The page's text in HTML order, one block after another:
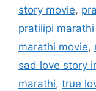
story movie,
pratilipi
marathi movie,
sad love story
marathi, true